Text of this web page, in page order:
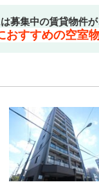
募集中の賃貸物件が
おすすめの空室